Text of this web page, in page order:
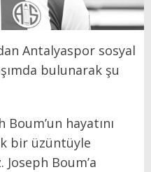
Antalyaspor sosyal
bulunarak şu
hayatını
bir üzüntüyle
Boum’a